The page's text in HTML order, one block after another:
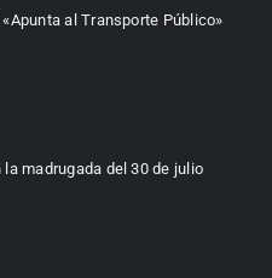
al Transporte Público»
madrugada del 30 de julio